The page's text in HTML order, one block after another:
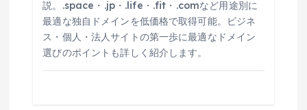
説。.space・.jp・.life・.fit・.comなど用途別に
最適な独自ドメインを低価格で取得可能。ビジネ
ス・個人・法人サイトの第一歩に最適なドメイン
選びのポイントも詳しく紹介します。